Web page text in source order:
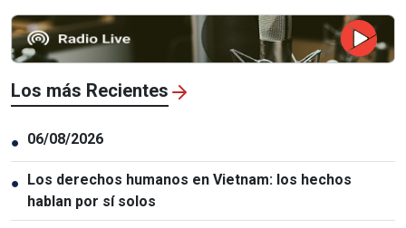
Los más Recientes
● 06/08/2026
● Los derechos humanos en Vietnam: los hechos
hablan por sí solos